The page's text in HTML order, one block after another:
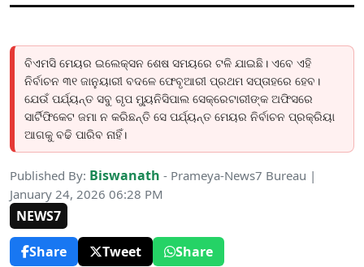
ବିଏମସି ମେୟର ଇଲେକ୍ସନ ଶେଷ ସମୟରେ ଟଳି ଯାଇଛି। ଏବେ ଏହି
ନିର୍ବାଚନ ୩୧ ଜାନୁୟାରୀ ବଦଳେ ଫେବୃଆରୀ ପ୍ରଥମ ସପ୍ତାହରେ ହେବ।
ଯେଉଁ ପର୍ଯ୍ୟନ୍ତ ସବୁ ଗୃପ ମ୍ୟୁନିସିପାଲ ସେକ୍ରେଟାରୀଙ୍କ ଅଫିସରେ
ସାର୍ଟିଫିକେଟ ଜମା ନ କରିଛନ୍ତି ସେ ପର୍ଯ୍ୟନ୍ତ ମେୟର ନିର୍ବାଚନ ପ୍ରକ୍ରିୟା
ଆଗକୁ ବଢି ପାରିବ ନାହିଁ।
Published By: Biswanath - Prameya-News7 Bureau |
January 24, 2026 06:28 PM
NEWS7
Share
Tweet Share